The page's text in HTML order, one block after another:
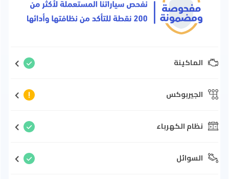
الماكينة
الجيربوكس
نظام الكهرباء
السوائل